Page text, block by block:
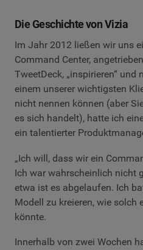
Die Geschichte von Vizia
Im Jahr 2012 ließen wir uns
Command Center,
TweetDeck, „inspirieren“ und
einem unserer wichtigsten
nicht nennen können (aber
es sich handelt), hatte ich
ein talentierter
„Ich will, dass wir ein
Ich war wahrscheinlich nicht
etwa ist es abgelaufen. Ich
Modell zu kreieren, wie solch
könnte.
Innerhalb von zwei Wochen